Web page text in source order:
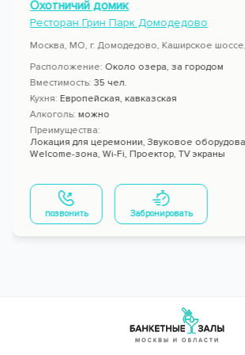
Охотничий домик
Ресторан Грин Парк Домодедово
Москва, МО, г. Домодедово, Каширское шоссе,
Расположение: Около озера, за городом
Вместимость:35 чел.
Кухня: Европейская, кавказская
Алкоголь: можно
Преимущества:
Локация для церемонии,Звуковое
Welcome-зона,Wi-Fi, Проектор,TV экраны
позвонить Забронировать